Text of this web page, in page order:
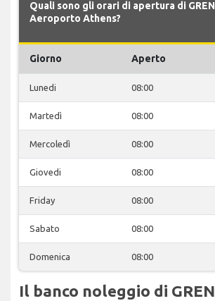
Quali sono gli orari di apertura di
Aeroporto Athens?
Giorno Aperto
Lunedi 08:00
Martedì 08:00
Mercoledì 08:00
Giovedi 08:00
Friday 08:00
Sabato 08:00
Domenica 08:00
Il banco noleggio di